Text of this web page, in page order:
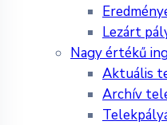
Lezárt
Nagy értékű
Aktuális
Archív